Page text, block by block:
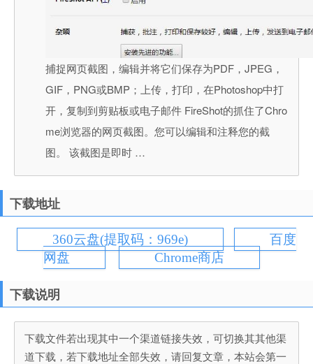
捕捉网页截图，编辑并将它们保存为PDF，JPEG，
GIF，PNG或BMP；上传，打印，在Photoshop中打
开，复制到剪贴板或电子邮件 FireShot的抓住了Chro
me浏览器的网页截图。您可以编辑和注释您的截
图。 该截图是即时 …
下载地址
360云盘(提取码：969e)
百度
网盘
Chrome商店
下载说明
下载文件若出现其中一个渠道链接失效，可切换其其他渠
道下载，若下载地址全部失效，请回复文章，本站会第一